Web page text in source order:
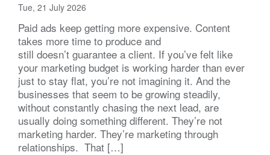
Tue, 21 July 2026
Paid ads keep getting more expensive. Content
takes more time to produce and
still doesn’t guarantee a client. If you’ve felt like
your marketing budget is working harder than ever
just to stay flat, you’re not imagining it. And the
businesses that seem to be growing steadily,
without constantly chasing the next lead, are
usually doing something different. They’re not
marketing harder. They’re marketing through
relationships. That […]